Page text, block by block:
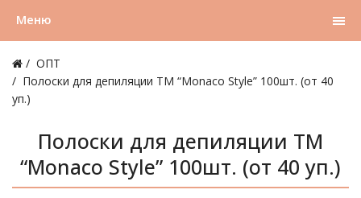
Меню
ОПТ
Полоски для депиляции ТМ “Monaco Style” 100шт. (от 40
уп.)
Полоски для депиляции ТМ
“Monaco Style” 100шт. (от 40 уп.)